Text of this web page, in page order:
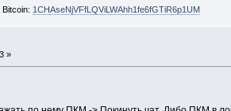
1CHAseNjVFfLQViLWAhh1fe6fGTiR6p1UM
»